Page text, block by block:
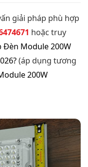
giải pháp phù hợp
hoặc truy
Đèn Module 200W
(áp dụng tương
200W